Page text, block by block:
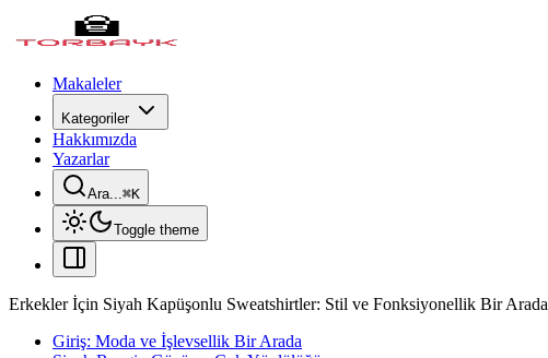
Makaleler
Kategoriler
Hakkımızda
Yazarlar
Ara...⌘K
Toggle theme
Erkekler İçin Siyah Kapüşonlu Sweatshirtler: Stil ve Fonksiyonellik Bir Arada
Giriş: Moda ve İşlevsellik Bir Arada